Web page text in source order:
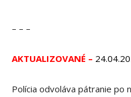
– – –
AKTUALIZOVANÉ –
Polícia odvoláva pátranie po